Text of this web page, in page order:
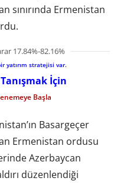
sınırında Ermenistan
17.84%-82.16%
yatırım stratejisi var.
İçin
Başla
Basargeçer
Ermenistan ordusu
Azerbaycan
düzenlendiği